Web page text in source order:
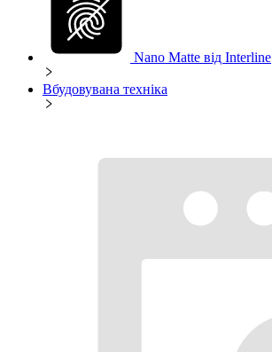
Nano Matte від Interline
Вбудовувана техніка